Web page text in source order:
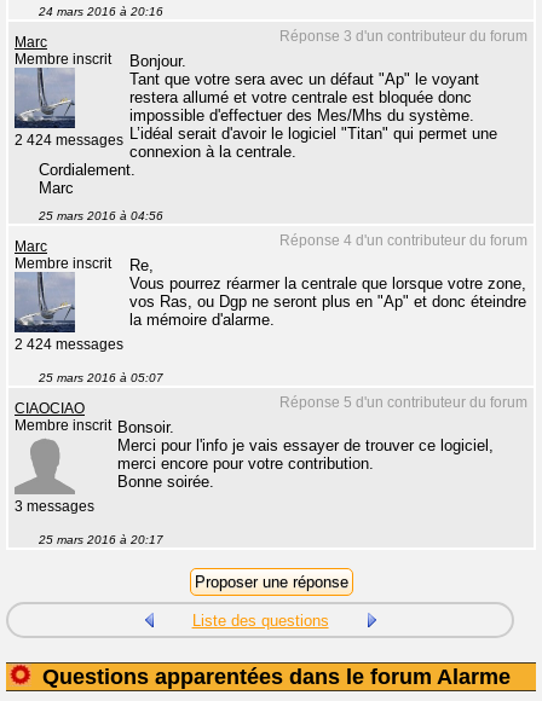
24 mars 2016 à 20:16
Réponse 3 d'un contributeur du forum
Marc
Membre inscrit
2 424 messages
Bonjour.
Tant que votre sera avec un défaut "Ap" le voyant
restera allumé et votre centrale est bloquée donc
impossible d'effectuer des Mes/Mhs du système.
L’idéal serait d'avoir le logiciel "Titan" qui permet une
connexion à la centrale.
Cordialement.
Marc
25 mars 2016 à 04:56
Réponse 4 d'un contributeur du forum
Marc
Membre inscrit
2 424 messages
Re,
Vous pourrez réarmer la centrale que lorsque votre zone,
vos Ras, ou Dgp ne seront plus en "Ap" et donc éteindre
la mémoire d'alarme.
25 mars 2016 à 05:07
Réponse 5 d'un contributeur du forum
CIAOCIAO
Membre inscrit
3 messages
Bonsoir.
Merci pour l'info je vais essayer de trouver ce logiciel,
merci encore pour votre contribution.
Bonne soirée.
25 mars 2016 à 20:17
Liste des questions
Questions apparentées dans le forum Alarme